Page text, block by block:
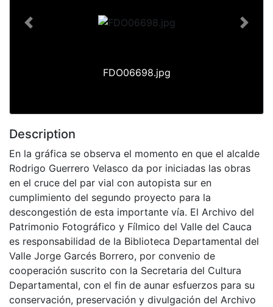
FDO06698.jpg
Previous Next
Description
En la gráfica se observa el momento en que el alcalde
Rodrigo Guerrero Velasco da por iniciadas las obras
en el cruce del par vial con autopista sur en
cumplimiento del segundo proyecto para la
descongestión de esta importante vía. El Archivo del
Patrimonio Fotográfico y Fílmico del Valle del Cauca
es responsabilidad de la Biblioteca Departamental del
Valle Jorge Garcés Borrero, por convenio de
cooperación suscrito con la Secretaria del Cultura
Departamental, con el fin de aunar esfuerzos para su
conservación, preservación y divulgación del Archivo